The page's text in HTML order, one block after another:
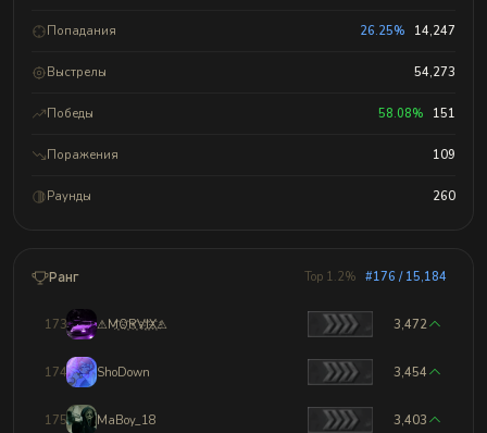
Попадания 26.25% 14,247
Выстрелы 54,273
Победы 58.08% 151
Поражения 109
Раунды 260
Ранг Top 1.2% #176 / 15,184
173 ⚠M҉O҉R҉V҉I҉X҉⚠ 3,472
174 ShoDown 3,454
175 MaBoy_18 3,403